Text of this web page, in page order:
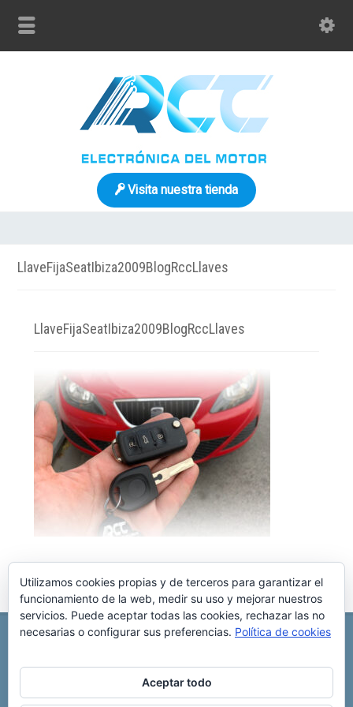
Visita nuestra tienda
LlaveFijaSeatIbiza2009BlogRccLlaves
LlaveFijaSeatIbiza2009BlogRccLlaves
REPARACIÓN CENTRALITA DE COCHE
C/ Virgen del pilar, 6 ,
Copyright © 2025 Reparación Centralita De Coche
Utilizamos cookies propias y de terceros para garantizar el
funcionamiento de la web, medir su uso y mejorar nuestros
servicios. Puede aceptar todas las cookies, rechazar las no
necesarias o configurar sus preferencias. Política de cookies
Aceptar todo